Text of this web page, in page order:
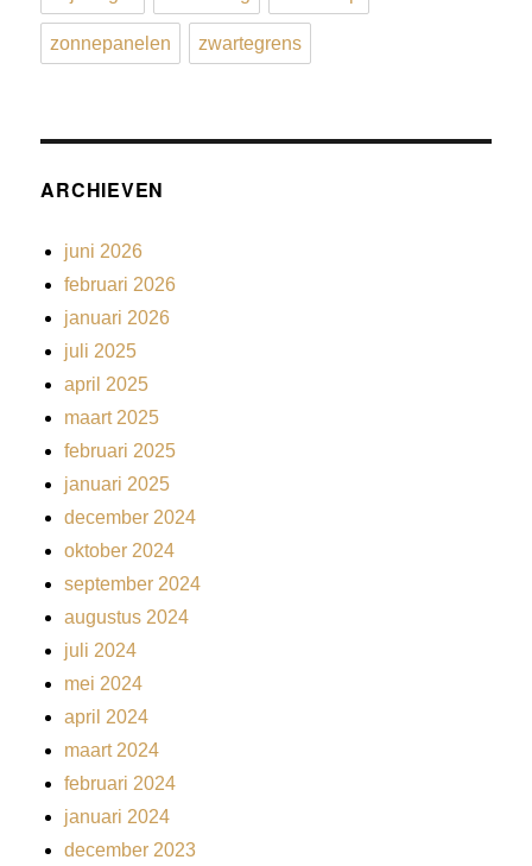
zonnepanelen zwartegrens
ARCHIEVEN
juni 2026
februari 2026
januari 2026
juli 2025
april 2025
maart 2025
februari 2025
januari 2025
december 2024
oktober 2024
september 2024
augustus 2024
juli 2024
mei 2024
april 2024
maart 2024
februari 2024
januari 2024
december 2023